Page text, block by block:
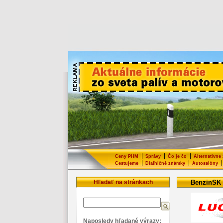
Ceny PHM Správy Čo je čo
Alternatívne
Cestujeme| Diaľničné známky| Autosalóny|
Hľadať na stránkach
Naposledy hľadané výrazy:
BenzinSK